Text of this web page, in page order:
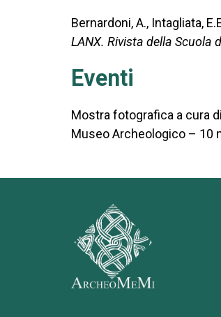
Bernardoni, A., Intagliata,
LANX. Rivista della Scuola
Eventi
Mostra fotografica a cura
Museo Archeologico – 10